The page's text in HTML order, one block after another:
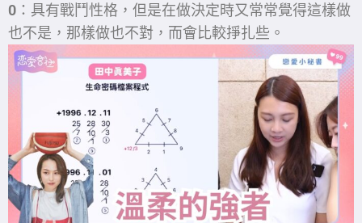
0 ：具有戰鬥性格，但是在做決定時又常常覺得這樣做
也不是，那樣做也不對，而會比較掙扎些。